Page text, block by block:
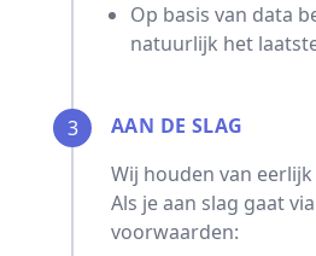
Op basis van data
natuurlijk het
3
AAN DE SLAG
Wij houden van
Als je aan slag gaat
voorwaarden: